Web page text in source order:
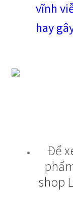
vĩnh
hay
Để
shop